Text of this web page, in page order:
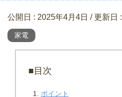
公開日 : 2025年4月4日 / 更新日 :
家電
■目次
ポイント